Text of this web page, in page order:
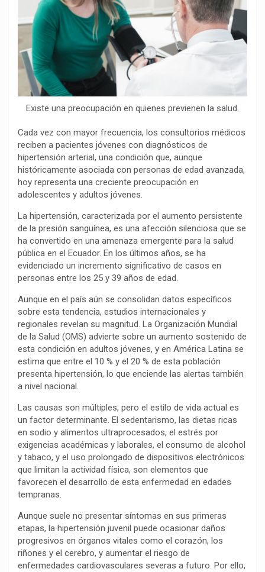
o
p
p
a
m
n
k
t
i
r
Existe una preocupación en quienes previenen la salud.
Cada vez con mayor frecuencia, los consultorios médicos
reciben a pacientes jóvenes con diagnósticos de
hipertensión arterial, una condición que, aunque
históricamente asociada con personas de edad avanzada,
hoy representa una creciente preocupación en
adolescentes y adultos jóvenes.
La hipertensión, caracterizada por el aumento persistente
de la presión sanguínea, es una afección silenciosa que se
ha convertido en una amenaza emergente para la salud
pública en el Ecuador. En los últimos años, se ha
evidenciado un incremento significativo de casos en
personas entre los 25 y 39 años de edad.
Aunque en el país aún se consolidan datos específicos
sobre esta tendencia, estudios internacionales y
regionales revelan su magnitud. La Organización Mundial
de la Salud (OMS) advierte sobre un aumento sostenido de
esta condición en adultos jóvenes, y en América Latina se
estima que entre el 10 % y el 20 % de esta población
presenta hipertensión, lo que enciende las alertas también
a nivel nacional.
Las causas son múltiples, pero el estilo de vida actual es
un factor determinante. El sedentarismo, las dietas ricas
en sodio y alimentos ultraprocesados, el estrés por
exigencias académicas y laborales, el consumo de alcohol
y tabaco, y el uso prolongado de dispositivos electrónicos
que limitan la actividad física, son elementos que
favorecen el desarrollo de esta enfermedad en edades
tempranas.
Aunque suele no presentar síntomas en sus primeras
etapas, la hipertensión juvenil puede ocasionar daños
progresivos en órganos vitales como el corazón, los
riñones y el cerebro, y aumentar el riesgo de
enfermedades cardiovasculares severas a futuro. Por ello,